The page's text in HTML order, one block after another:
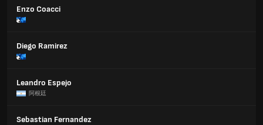
Enzo Coacci
Diego Ramirez
Leandro Espejo
阿根廷
Sebastian Fernandez